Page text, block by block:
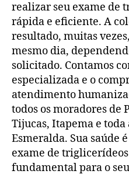
realizar seu exame de
rápida e eficiente. A
resultado, muitas
mesmo dia,
solicitado. Contamos
especializada e o
atendimento
todos os moradores de
Tijucas, Itapema e toda
Esmeralda. Sua saúde
exame de
fundamental para o